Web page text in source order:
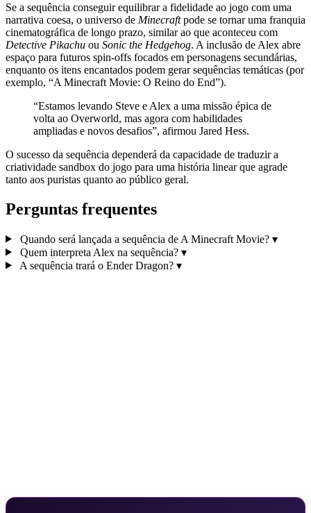
Se a sequência conseguir equilibrar a fidelidade ao jogo com uma
narrativa coesa, o universo de Minecraftpode se tornar uma franquia
cinematográfica de longo prazo, similar ao que aconteceu com
Detective Pikachu ou Sonic the Hedgehog. A inclusão de Alex abre
espaço para futuros spin‑offs focados em personagens secundárias,
enquanto os itens encantados podem gerar sequências temáticas (por
exemplo, “A Minecraft Movie: O Reino do End”).
“Estamos levando Steve e Alex a uma missão épica de
volta ao Overworld, mas agora com habilidades
ampliadas e novos desafios”, afirmou Jared Hess.
O sucesso da sequência dependerá da capacidade de traduzir a
criatividade sandbox do jogo para uma história linear que agrade
tanto aos puristas quanto ao público geral.
Perguntas frequentes
Quando será lançada a sequência de A Minecraft Movie? ▾
Quem interpreta Alex na sequência? ▾
A sequência trará o Ender Dragon? ▾